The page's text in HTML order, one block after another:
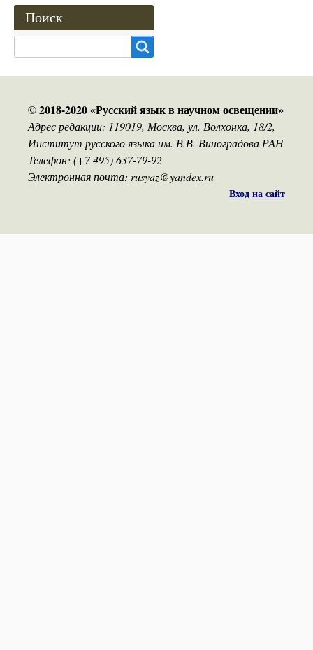
Поиск
© 2018-2020 «Русский язык в научном освещении»
Адрес редакции: 119019, Москва, ул. Волхонка, 18/2,
Институт русского языка им. В.В. Виноградова РАН
Телефон: (+7 495) 637-79-92
Электронная почта: rusyaz@yandex.ru
Вход на сайт